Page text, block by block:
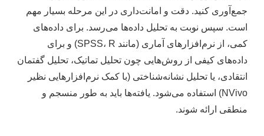
جمع‌آوری کنید. دقت و امانت‌داری در این مرحله بسیار مهم
است. سپس نوبت به تحلیل داده‌ها می‌رسد. برای داده‌های
کمی، از نرم‌افزارهای آماری (مانند SPSS، R) و برای
داده‌های کیفی از روش‌هایی چون تحلیل تماتیک، تحلیل گفتمان
انتقادی، یا تحلیل نشانه‌شناختی (با کمک نرم‌افزارهایی نظیر
NVivo) استفاده می‌شود. یافته‌ها باید به طور منسجم و
منطقی ارائه شوند.